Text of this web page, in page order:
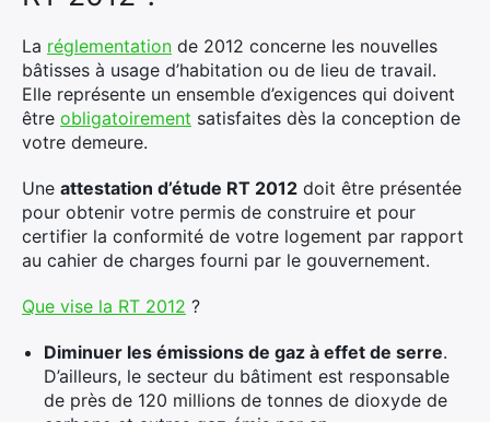
La réglementation de 2012 concerne les nouvelles
bâtisses à usage d’habitation ou de lieu de travail.
Elle représente un ensemble d’exigences qui doivent
être obligatoirement satisfaites dès la conception de
votre demeure.
Une attestation d’étude RT 2012 doit être présentée
pour obtenir votre permis de construire et pour
certifier la conformité de votre logement par rapport
au cahier de charges fourni par le gouvernement.
Que vise la RT 2012 ?
Diminuer les émissions de gaz à effet de serre.
D’ailleurs, le secteur du bâtiment est responsable
de près de 120 millions de tonnes de dioxyde de